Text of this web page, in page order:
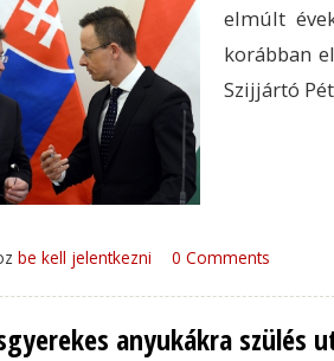
elmúlt
korábban
Szijjártó
be kell jelentkezni 0 Comments
anyukákra szülés